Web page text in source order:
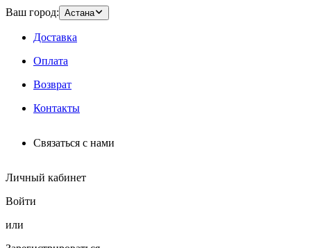
Ваш город: Астана
Доставка
Оплата
Возврат
Контакты
Связаться с нами
Личный кабинет
Войти
или